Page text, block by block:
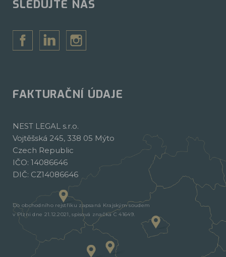
SLEDUJTE NÁS
FAKTURAČNÍ ÚDAJE
NEST LEGAL s.r.o.
Vojtěšská 245, 338 05 Mýto
Czech Republic
IČO: 14086646
DIČ: CZ14086646
Do obchodního rejstříku zapsaná Krajským soudem
v Plzni dne 21.12.2021, spisová značka C 41649.